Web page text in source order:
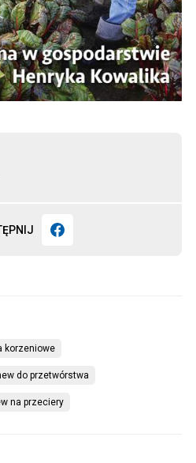
korzeniowe
do przetwórstwa
na przeciery